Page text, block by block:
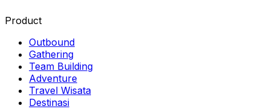
Product
Outbound
Gathering
Team Building
Adventure
Travel Wisata
Destinasi